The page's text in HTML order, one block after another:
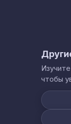
чтобы